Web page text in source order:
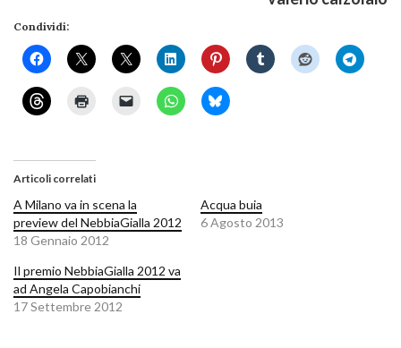
Condividi:
Articoli correlati
A Milano va in scena la
preview del NebbiaGialla 2012
18 Gennaio 2012
Acqua buia
6 Agosto 2013
Il premio NebbiaGialla 2012 va
ad Angela Capobianchi
17 Settembre 2012